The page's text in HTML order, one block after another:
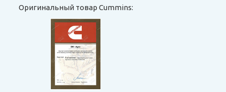
Оригинальный товар Cummins: